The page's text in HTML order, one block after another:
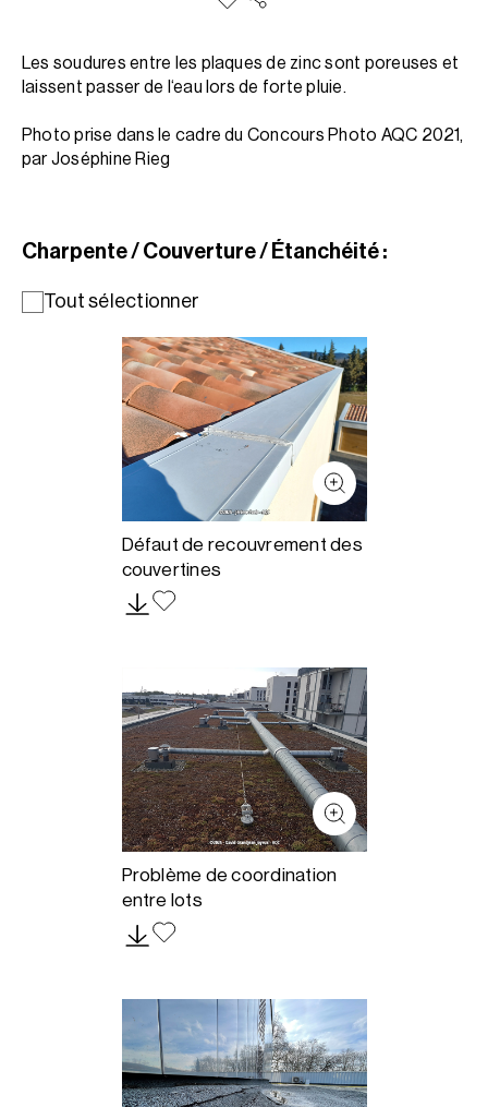
Les soudures entre les plaques de zinc sont poreuses et
laissent passer de l‘eau lors de forte pluie.
Photo prise dans le cadre du Concours Photo AQC 2021,
par Joséphine Rieg
Charpente / Couverture / Étanchéité :
Tout sélectionner
Défaut de recouvrement des
couvertines
Problème de coordination
entre lots